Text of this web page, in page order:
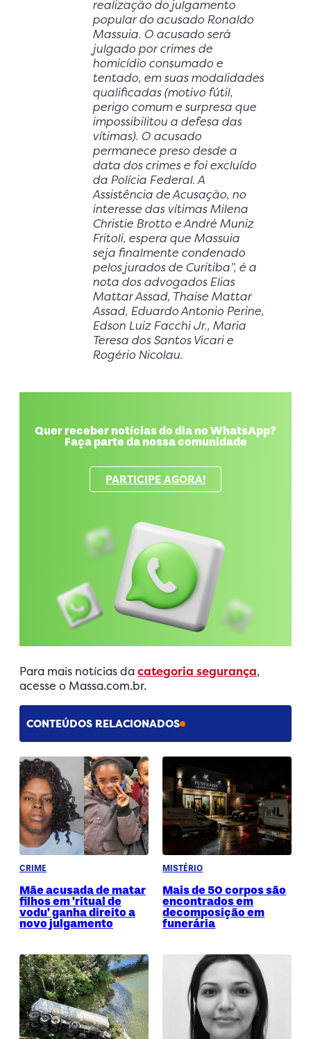
realização do julgamento
popular do acusado Ronaldo
Massuia. O acusado será
julgado por crimes de
homicídio consumado e
tentado, em suas modalidades
qualificadas (motivo fútil,
perigo comum e surpresa que
impossibilitou a defesa das
vítimas). O acusado
permanece preso desde a
data dos crimes e foi excluído
da Polícia Federal. A
Assistência de Acusação, no
interesse das vítimas Milena
Christie Brotto e André Muniz
Fritoli, espera que Massuia
seja finalmente condenado
pelos jurados de Curitiba”, é a
nota dos advogados Elias
Mattar Assad, Thaise Mattar
Assad, Eduardo Antonio Perine,
Edson Luiz Facchi Jr., Maria
Teresa dos Santos Vicari e
Rogério Nicolau.
Quer receber notícias do dia no WhatsApp?
Faça parte da nossa comunidade
PARTICIPE AGORA!
Para mais notícias dacategoria segurança,
acesse o Massa.com.br.
CONTEÚDOS RELACIONADOS
CRIME
Mãe acusada de matar
filhos em 'ritual de
vodu' ganha direito a
novo julgamento
MISTÉRIO
Mais de 50 corpos são
encontrados em
decomposição em
funerária